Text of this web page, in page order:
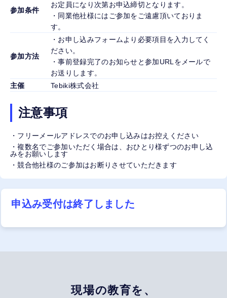
参加条件
お定員になり次第お申込締切となります。
・同業他社様にはご参加をご遠慮頂いておりま
す。
参加方法
・お申し込みフォームより必要項目を入力してく
ださい。
・事前登録完了のお知らせと参加URLをメールで
お送りします。
主催
Tebiki株式会社
注意事項
・フリーメールアドレスでのお申し込みはお控えください
・複数名でご参加いただく場合は、おひとり様ずつのお申し込
みをお願いします
・競合他社様のご参加はお断りさせていただきます
申込み受付は終了しました
現場の教育を、